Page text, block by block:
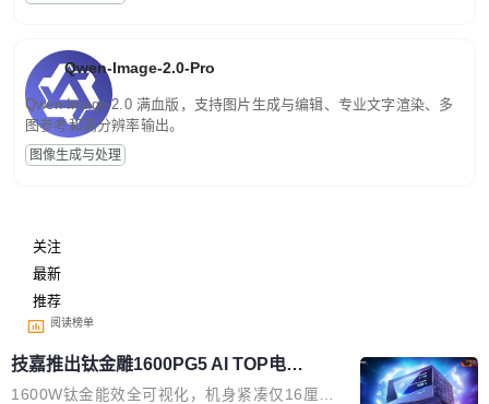
Qwen-Image-2.0-Pro
Qwen-Image-2.0 满血版，支持图片生成与编辑、专业文字渲染、多
图参考和高分辨率输出。
图像生成与处理
关注
最新
推荐
阅读榜单
技嘉推出钛金雕1600PG5 AI TOP电
源：为发烧级主机与本地AI算力打造旗
1600W钛金能效全可视化，机身紧凑仅16厘米